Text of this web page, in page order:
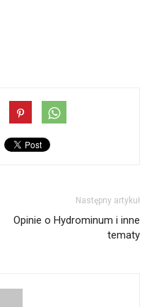
Następny artykuł
Opinie o Hydrominum i inne
tematy